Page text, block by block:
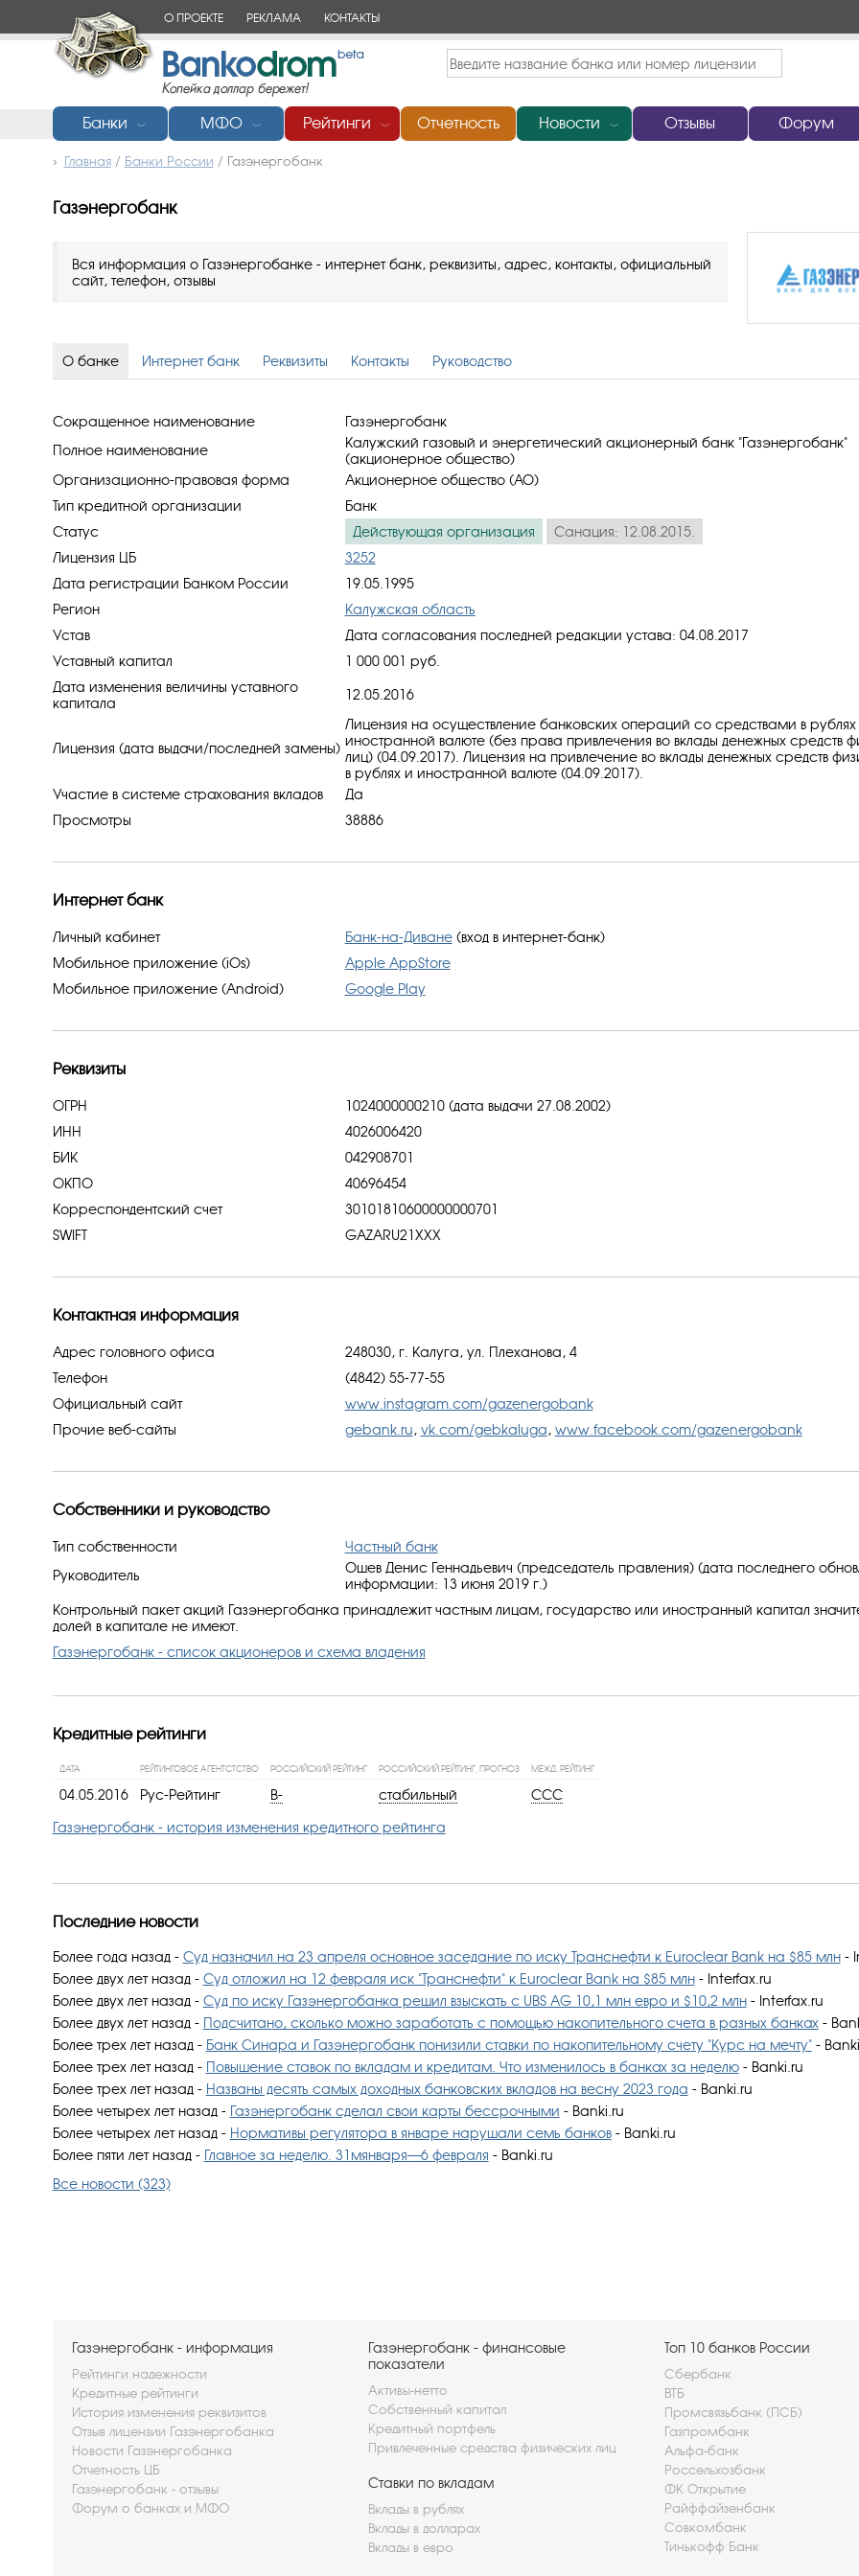
О ПРОЕКТЕ РЕКЛАМА КОНТАКТЫ
Банки ﹀ МФО ﹀ Рейтинги ﹀ Отчетность Новости ﹀ Отзывы Форум
Главная/ Банки России / Газэнергобанк
Газэнергобанк
Вся информация о Газэнергобанке - интернет банк, реквизиты, адрес, контакты, официальный
сайт, телефон, отзывы
О банке Интернет банк Реквизиты Контакты Руководство
Сокращенное наименование
Газэнергобанк
Полное наименование
Калужский газовый и энергетический акционерный банк "Газэнергобанк"
(акционерное общество)
Организационно-правовая форма
Акционерное общество (АО)
Тип кредитной организации
Банк
Статус
Действующая организация
Санация: 12.08.2015.
Лицензия ЦБ
3252
Дата регистрации Банком России
19.05.1995
Регион
Калужская область
Устав
Дата согласования последней редакции устава: 04.08.2017
Уставный капитал
1 000 001 руб.
Дата изменения величины уставного
капитала
12.05.2016
Лицензия (дата выдачи/последней замены)
Лицензия на осуществление банковских операций со средствами в рублях
иностранной валюте (без права привлечения во вклады денежных средств
лиц) (04.09.2017). Лицензия на привлечение во вклады денежных средств
в рублях и иностранной валюте (04.09.2017).
Участие в системе страхования вкладов
Да
Просмотры
38886
Интернет банк
Личный кабинет Банк-на-Диване(вход в интернет-банк)
Мобильное приложение (iOs)
Apple AppStore
Мобильное приложение (Android)
Google Play
Реквизиты
ОГРН
1024000000210 (дата выдачи 27.08.2002)
ИНН
4026006420
БИК
042908701
ОКПО
40696454
Корреспондентский счет
30101810600000000701
SWIFT
GAZARU21XXX
Контактная информация
Адрес головного офиса
248030, г. Калуга, ул. Плеханова, 4
Телефон
(4842) 55-77-55
Официальный сайт
www.instagram.com/gazenergobank
Прочие веб-сайты
gebank.ru, vk.com/gebkaluga, www.facebook.com/gazenergobank
Собственники и руководство
Тип собственности
Частный банк
Руководитель
Ошев Денис Геннадьевич (председатель правления) (дата последнего
информации: 13 июня 2019 г.)
Контрольный пакет акций Газэнергобанка принадлежит частным лицам, государство или иностранный капитал
долей в капитале не имеют.
Газэнергобанк - список акционеров и схема владения
Кредитные рейтинги
ДАТА РЕЙТИНГОВОЕ АГЕНТСТСТВО РОССИЙСКИЙ РЕЙТИНГ РОССИЙСКИЙ РЕЙТИНГ, ПРОГНОЗ МЕЖД. РЕЙТИНГ
04.05.2016 Рус-Рейтинг B- стабильный
CCC
Газэнергобанк - история изменения кредитного рейтинга
Последние новости
Более года назад - Суд назначил на 23 апреля основное заседание по иску Транснефти к Euroclear Bank на $85 млн-
Более двух лет назад - Суд отложил на 12 февраля иск "Транснефти" к Euroclear Bank на $85 млн- Interfax.ru
Более двух лет назад - Суд по иску Газэнергобанка решил взыскать с UBS AG 10,1 млн евро и $10,2 млн- Interfax.ru
Более двух лет назад - Подсчитано, сколько можно заработать с помощью накопительного счета в разных банках-
Более трех лет назад - Банк Синара и Газэнергобанк понизили ставки по накопительному счету "Курс на мечту"-
Более трех лет назад - Повышение ставок по вкладам и кредитам. Что изменилось в банках за неделю- Banki.ru
Более трех лет назад - Названы десять самых доходных банковских вкладов на весну 2023 года - Banki.ru
Более четырех лет назад - Газэнергобанк сделал свои карты бессрочными - Banki.ru
Более четырех лет назад - Нормативы регулятора в январе нарушали семь банков- Banki.ru
Более пяти лет назад - Главное за неделю. 31мянваря—6 февраля - Banki.ru
Все новости (323)
Газэнергобанк - информация
Рейтинги надежности
Кредитные рейтинги
История изменения реквизитов
Отзыв лицензии Газэнергобанка
Новости Газэнергобанка
Отчетность ЦБ
Газэнергобанк - отзывы
Форум о банках и МФО
Газэнергобанк - финансовые
показатели
Активы-нетто
Собственный капитал
Кредитный портфель
Привлеченные средства физических лиц
Ставки по вкладам
Вклады в рублях
Вклады в долларах
Вклады в евро
Топ 10 банков России
Сбербанк
ВТБ
Промсвязьбанк (ПСБ)
Газпромбанк
Альфа-банк
Россельхозбанк
ФК Открытие
Райффайзенбанк
Совкомбанк
Тинькофф Банк